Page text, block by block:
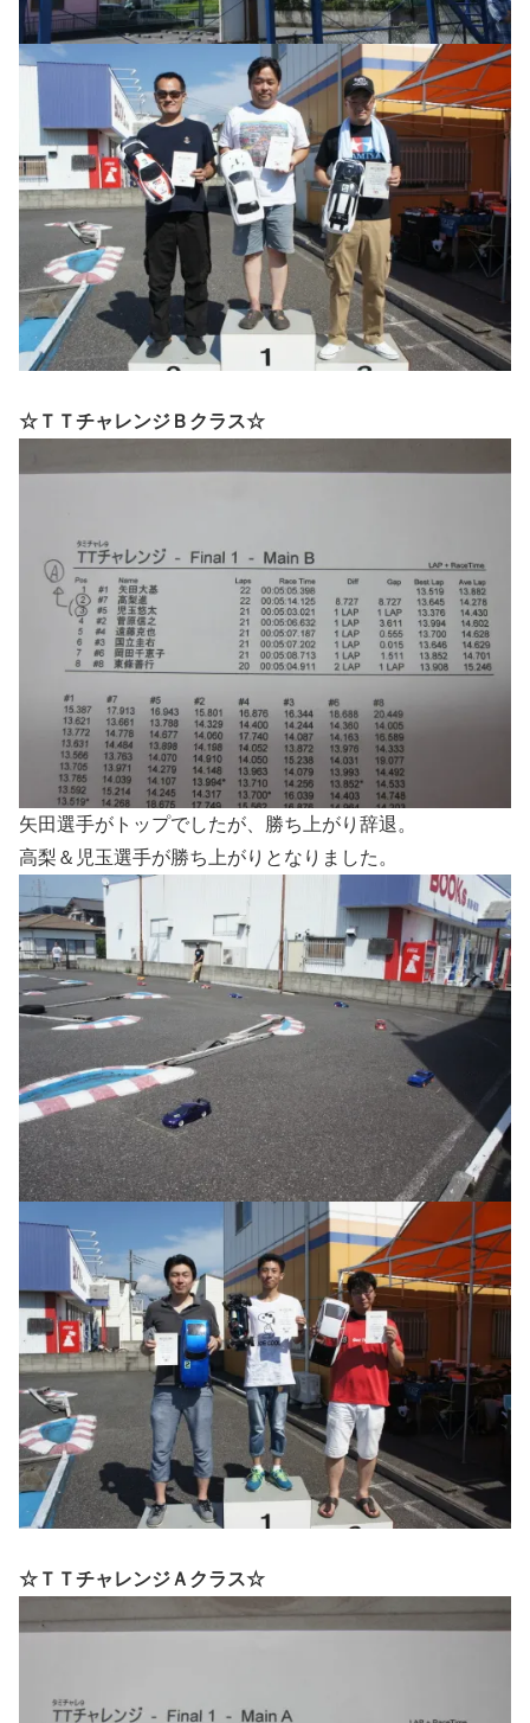
☆ＴＴチャレンジＢクラス☆
矢田選手がトップでしたが、勝ち上がり辞退。
高梨＆児玉選手が勝ち上がりとなりました。
☆ＴＴチャレンジＡクラス☆